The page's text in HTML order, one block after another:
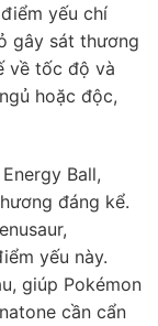
yếu chí
gây sát thương
về tốc độ và
hoặc độc,
Ball,
đáng kể.
yếu này.
giúp Pokémon
cần cẩn